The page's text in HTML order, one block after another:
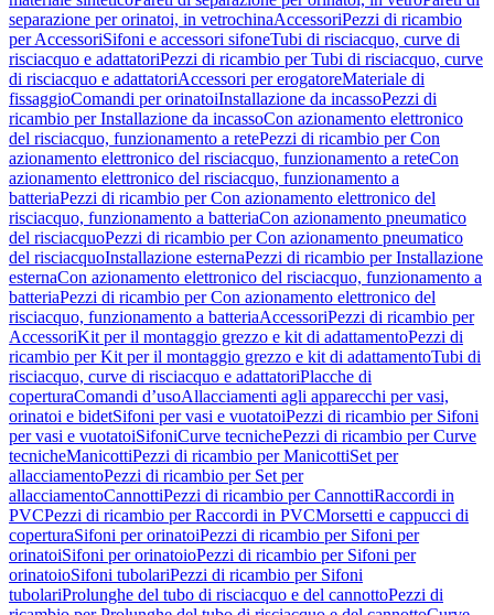
separazione per orinatoi, in vetrochinaAccessoriPezzi di ricambio
per AccessoriSifoni e accessori sifoneTubi di risciacquo, curve di
risciacquo e adattatoriPezzi di ricambio per Tubi di risciacquo, curve
di risciacquo e adattatoriAccessori per erogatoreMateriale di
fissaggioComandi per orinatoiInstallazione da incassoPezzi di
ricambio per Installazione da incassoCon azionamento elettronico
del risciacquo, funzionamento a retePezzi di ricambio per Con
azionamento elettronico del risciacquo, funzionamento a reteCon
azionamento elettronico del risciacquo, funzionamento a
batteriaPezzi di ricambio per Con azionamento elettronico del
risciacquo, funzionamento a batteriaCon azionamento pneumatico
del risciacquoPezzi di ricambio per Con azionamento pneumatico
del risciacquoInstallazione esternaPezzi di ricambio per Installazione
esternaCon azionamento elettronico del risciacquo, funzionamento a
batteriaPezzi di ricambio per Con azionamento elettronico del
risciacquo, funzionamento a batteriaAccessoriPezzi di ricambio per
AccessoriKit per il montaggio grezzo e kit di adattamentoPezzi di
ricambio per Kit per il montaggio grezzo e kit di adattamentoTubi di
risciacquo, curve di risciacquo e adattatoriPlacche di
coperturaComandi d’usoAllacciamenti agli apparecchi per vasi,
orinatoi e bidetSifoni per vasi e vuotatoiPezzi di ricambio per Sifoni
per vasi e vuotatoiSifoniCurve tecnichePezzi di ricambio per Curve
tecnicheManicottiPezzi di ricambio per ManicottiSet per
allacciamentoPezzi di ricambio per Set per
allacciamentoCannottiPezzi di ricambio per CannottiRaccordi in
PVCPezzi di ricambio per Raccordi in PVCMorsetti e cappucci di
coperturaSifoni per orinatoiPezzi di ricambio per Sifoni per
orinatoiSifoni per orinatoioPezzi di ricambio per Sifoni per
orinatoioSifoni tubolariPezzi di ricambio per Sifoni
tubolariProlunghe del tubo di risciacquo e del cannottoPezzi di